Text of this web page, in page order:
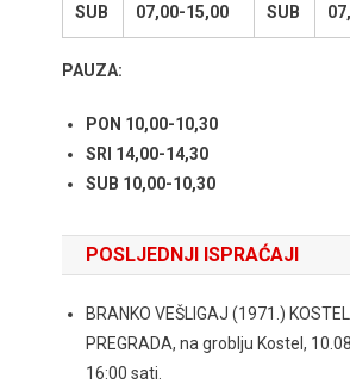
SUB 07,00-15,00 SUB
PAUZA:
PON 10,00-10,30
SRI 14,00-14,30
SUB 10,00-10,30
POSLJEDNJI ISPRAĆAJI
BRANKO VEŠLIGAJ (1971.)
PREGRADA, na groblju Kostel,
16:00 sati.